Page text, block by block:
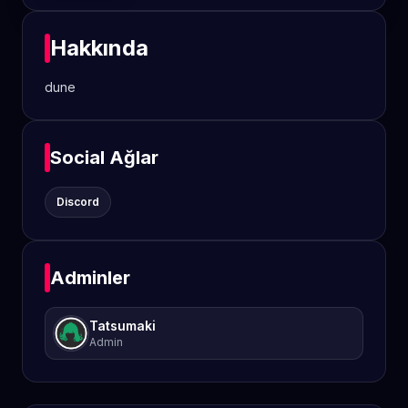
Hakkında
dune
Social Ağlar
Discord
Adminler
Tatsumaki
Admin